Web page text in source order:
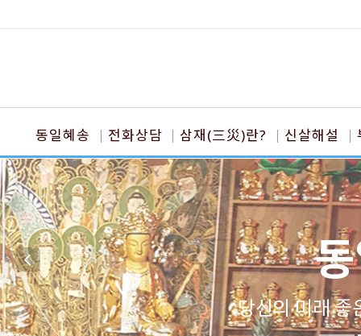
동일혜송 전화상담 삼재(三災)란? 신살해설
당신의 미래 좋